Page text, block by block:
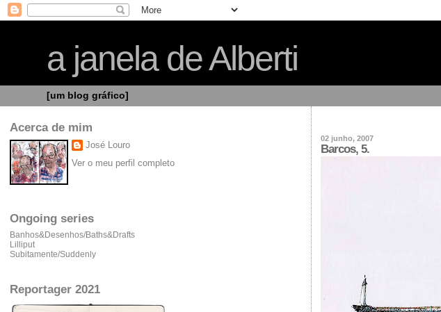
a janela de Alberti
[um blog gráfico]
02 junho, 2007
Barcos, 5.
Acerca de mim
José Louro
Ver o meu perfil completo
Ongoing series
Banhos&Desenhos/Baths&Drafts
Lilliput
Subitamente/Suddenly
Reportager 2021